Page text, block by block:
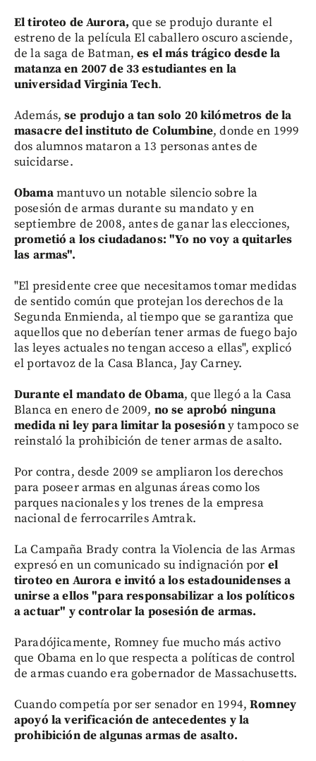
El tiroteo de Aurora, que se produjo durante el
estreno de la película El caballero oscuro asciende,
de la saga de Batman,es el más trágico desde la
matanza en 2007 de 33 estudiantes en la
universidad Virginia Tech.
Además,se produjo a tan solo 20 kilómetros de la
masacre del instituto de Columbine, donde en 1999
dos alumnos mataron a 13 personas antes de
suicidarse.
Obamamantuvo un notable silencio sobre la
posesión de armas durante su mandato y en
septiembre de 2008, antes de ganar las elecciones,
prometió a los ciudadanos: "Yo no voy a quitarles
las armas".
"El presidente cree que necesitamos tomar medidas
de sentido común que protejan los derechos de la
Segunda Enmienda, al tiempo que se garantiza que
aquellos que no deberían tener armas de fuego bajo
las leyes actuales no tengan acceso a ellas", explicó
el portavoz de la Casa Blanca, Jay Carney.
Durante el mandato de Obama, que llegó a la Casa
Blanca en enero de 2009, no se aprobó ninguna
medida ni ley para limitar la posesióny tampoco se
reinstaló la prohibición de tener armas de asalto.
Por contra, desde 2009 se ampliaron los derechos
para poseer armas en algunas áreas como los
parques nacionales y los trenes de la empresa
nacional de ferrocarriles Amtrak.
La Campaña Brady contra la Violencia de las Armas
expresó en un comunicado su indignación por el
tiroteo en Aurora e invitó a los estadounidenses a
unirse a ellos "para responsabilizar a los políticos
a actuar" y controlar la posesión de armas.
Paradójicamente, Romney fue mucho más activo
que Obama en lo que respecta a políticas de control
de armas cuando era gobernador de Massachusetts.
Cuando competía por ser senador en 1994,Romney
apoyó la verificación de antecedentes y la
prohibición de algunas armas de asalto.